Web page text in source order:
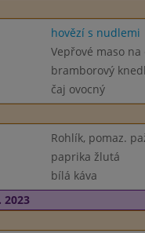
hovězí s nudlemi
Vepřové maso na
bramborový
čaj ovocný
Rohlík, pomaz.
paprika žlutá
bílá káva
2023